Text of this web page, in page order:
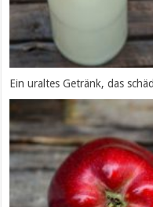
Ein uraltes Getränk, das